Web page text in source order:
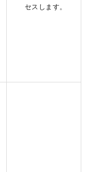
セスします。